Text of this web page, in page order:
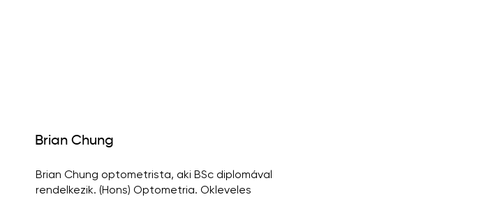
Brian Chung
Brian Chung optometrista, aki BSc diplomával
rendelkezik. (Hons) Optometria. Okleveles